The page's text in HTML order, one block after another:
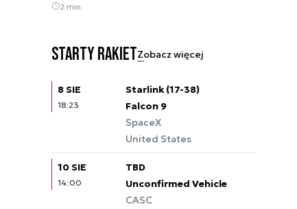
2 min.
Starty rakietZobacz więcej
8 SIE
18:23
Starlink (17-38)
Falcon 9
SpaceX
United States
10 SIE
14:00
TBD
Unconfirmed Vehicle
CASC